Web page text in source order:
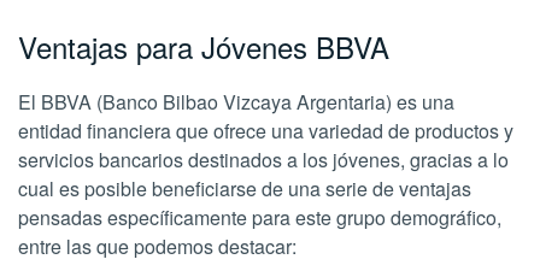
Ventajas para Jóvenes BBVA
El BBVA (Banco Bilbao Vizcaya Argentaria) es una
entidad financiera que ofrece una variedad de productos y
servicios bancarios destinados a los jóvenes, gracias a lo
cual es posible beneficiarse de una serie de ventajas
pensadas específicamente para este grupo demográfico,
entre las que podemos destacar: